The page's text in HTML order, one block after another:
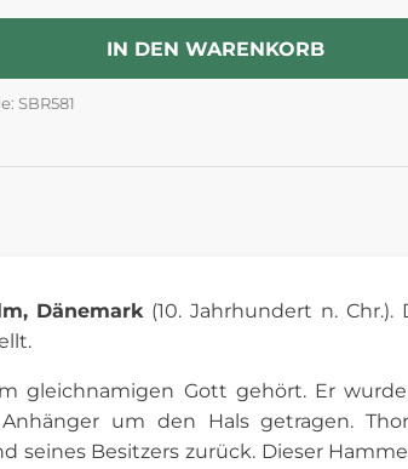
IN DEN WARENKORB
SBR581
Dänemark(10. Jahrhundert n. Chr.).
gleichnamigen Gott gehört. Er
um den Hals getragen.
Besitzers zurück. Dieser